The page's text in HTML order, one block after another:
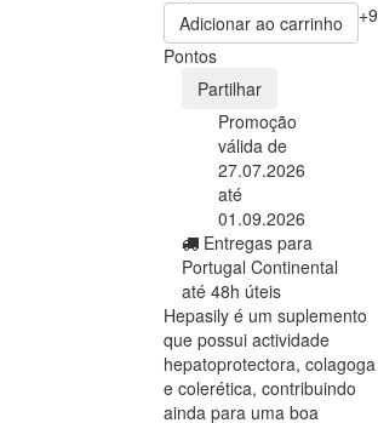
Adicionar ao carrinho
+9
Pontos
Partilhar
Promoção
válida de
27.07.2026
até
01.09.2026
Entregas para
Portugal Continental
até 48h úteis
Hepasily é um suplemento
que possui actividade
hepatoprotectora, colagoga
e colerética, contribuindo
ainda para uma boa